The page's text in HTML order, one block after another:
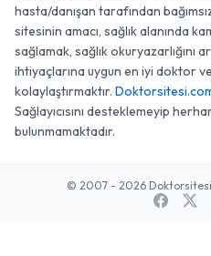
hasta/danışan tarafından
sitesinin amacı, sağlık alanında
sağlamak, sağlık okuryazarlığını
ihtiyaçlarına uygun en iyi doktor
kolaylaştırmaktır.
Sağlayıcısını desteklemeyip
bulunmamaktadır.
© 2007 - 2026